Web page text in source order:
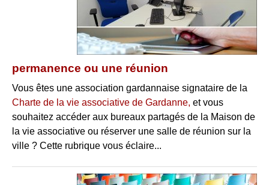
permanence ou une réunion
Vous êtes une association gardannaise signataire de la
Charte de la vie associative de Gardanne, et vous
souhaitez accéder aux bureaux partagés de la Maison de
la vie associative ou réserver une salle de réunion sur la
ville ? Cette rubrique vous éclaire...